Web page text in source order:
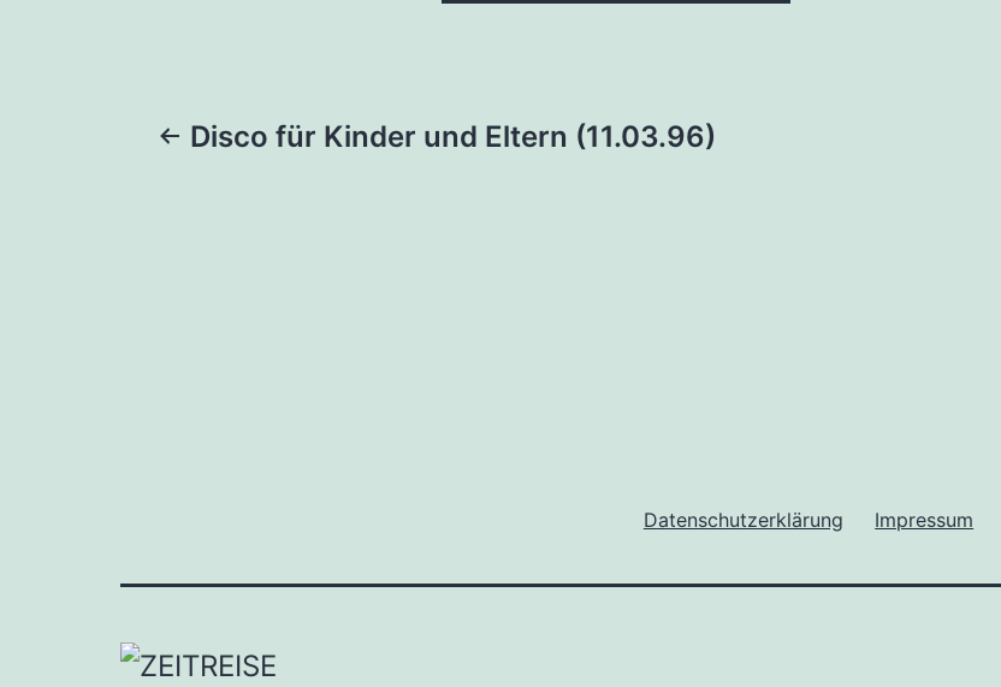
Beitragsnavigation
Disco für Kinder und Eltern (11.03.96)
Datenschutzerklärung Impressum